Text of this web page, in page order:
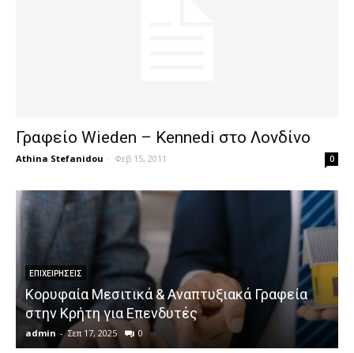
Γραφείο Wieden – Kennedi στο Λονδίνο
Athina Stefanidou - Φεβ 15, 2011 0
ΕΠΙΧΕΙΡΉΣΕΙΣ
Κορυφαία Μεσιτικά & Αναπτυξιακά Γραφεία
στην Κρήτη για Επενδυτές
admin - Σεπ 17, 2025 0